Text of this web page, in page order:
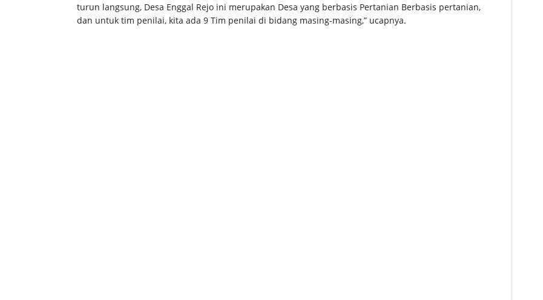
turun langsung, Desa Enggal Rejo ini merupakan Desa yang berbasis Pertanian Berbasis pertanian,
dan untuk tim penilai, kita ada 9 Tim penilai di bidang masing-masing,” ucapnya.